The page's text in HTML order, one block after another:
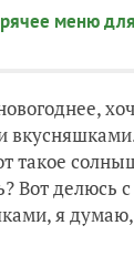
меню
такое
Вот делюсь
я